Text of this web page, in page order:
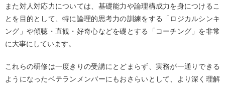
また対人対応力については、基礎能力や論理構成力を身につけるこ
とを目的として、特に論理的思考力の訓練をする「ロジカルシンキ
ング」や傾聴・直観・好奇心などを礎とする「コーチング」を非常
に大事にしています。
これらの研修は一度きりの受講にとどまらず、実務が一通りできる
ようになったベテランメンバーにもおさらいとして、より深く理解